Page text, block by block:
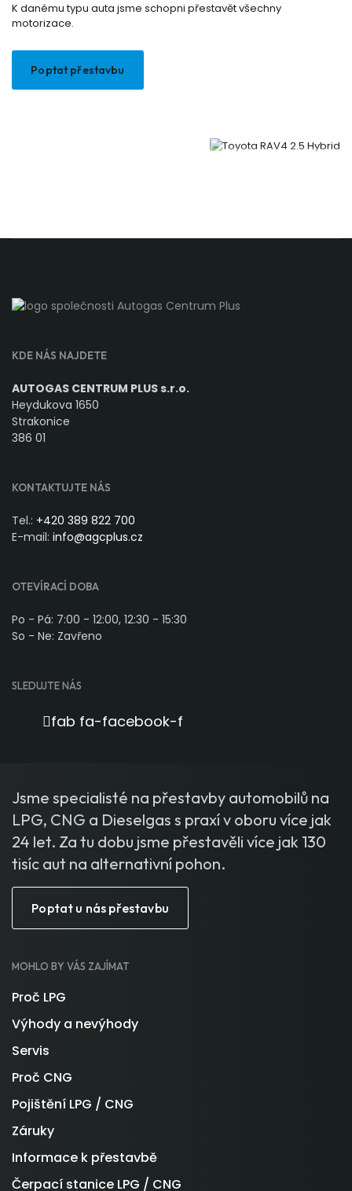
K danému typu auta jsme schopni přestavět všechny
motorizace.
Poptat přestavbu
KDE NÁS NAJDETE
AUTOGAS CENTRUM PLUS s.r.o.
Heydukova 1650
Strakonice
386 01
KONTAKTUJTE NÁS
Tel.: +420 389 822 700
E-mail: info@agcplus.cz
OTEVÍRACÍ DOBA
Po - Pá: 7:00 - 12:00, 12:30 - 15:30
So - Ne: Zavřeno
SLEDUJTE NÁS
fab fa-facebook-f
Jsme specialisté na přestavby automobilů na
LPG, CNG a Dieselgas s praxí v oboru více jak
24 let. Za tu dobu jsme přestavěli více jak 130
tisíc aut na alternativní pohon.
Poptat u nás přestavbu
MOHLO BY VÁS ZAJÍMAT
Proč LPG
Výhody a nevýhody
Servis
Proč CNG
Pojištění LPG / CNG
Záruky
Informace k přestavbě
Čerpací stanice LPG / CNG